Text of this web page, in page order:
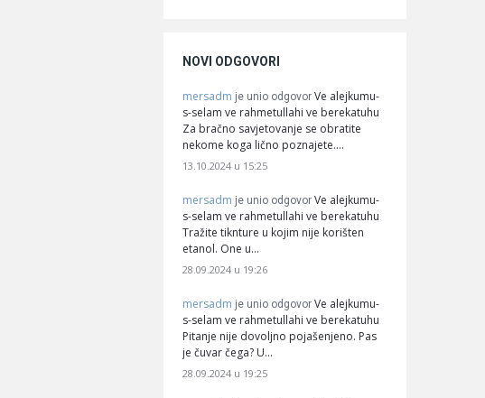
NOVI ODGOVORI
mersadm je unio odgovor Ve alejkumu-
s-selam ve rahmetullahi ve berekatuhu
Za bračno savjetovanje se obratite
nekome koga lično poznajete.…
13.10.2024 u 15:25
mersadm je unio odgovor Ve alejkumu-
s-selam ve rahmetullahi ve berekatuhu
Tražite tiknture u kojim nije korišten
etanol. One u…
28.09.2024 u 19:26
mersadm je unio odgovor Ve alejkumu-
s-selam ve rahmetullahi ve berekatuhu
Pitanje nije dovoljno pojašenjeno. Pas
je čuvar čega? U…
28.09.2024 u 19:25